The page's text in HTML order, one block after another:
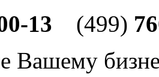
13 (499)
Вашему